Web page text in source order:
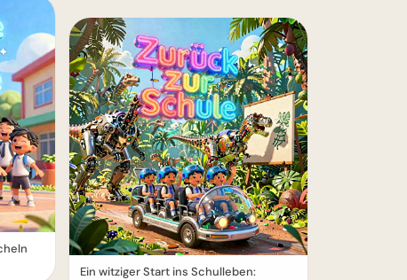
Ein witziger Start ins Schulleben: